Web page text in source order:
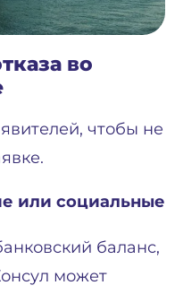
во
чтобы не
или социальные
баланс,
может